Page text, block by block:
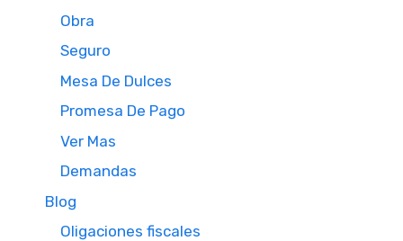
Obra
Seguro
Mesa De Dulces
Promesa De Pago
Ver Mas
Demandas
Blog
Oligaciones fiscales